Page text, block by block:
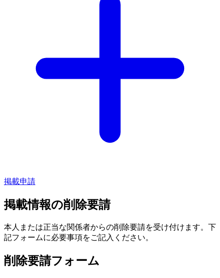
掲載申請
掲載情報の削除要請
本人または正当な関係者からの削除要請を受け付けます。下
記フォームに必要事項をご記入ください。
削除要請フォーム